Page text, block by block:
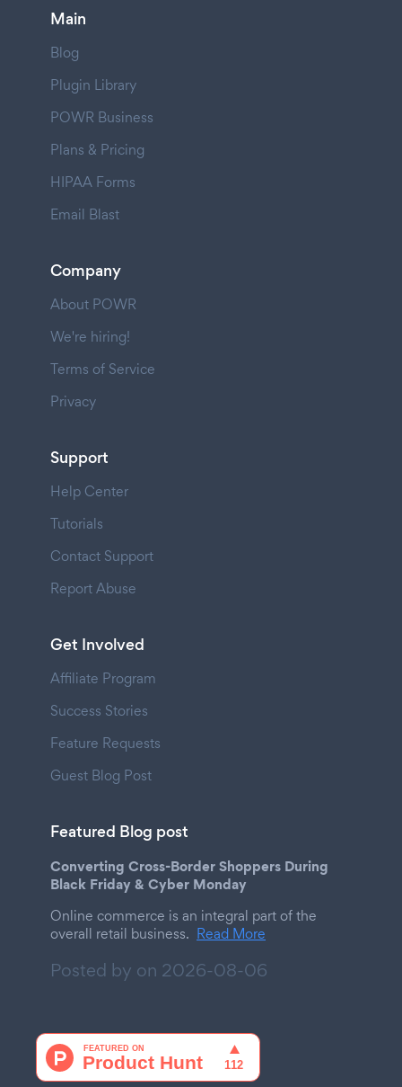
Main
Blog
Plugin Library
POWR Business
Plans & Pricing
HIPAA Forms
Email Blast
Company
About POWR
We're hiring!
Terms of Service
Privacy
Support
Help Center
Tutorials
Contact Support
Report Abuse
Get Involved
Affiliate Program
Success Stories
Feature Requests
Guest Blog Post
Featured Blog post
Converting Cross-Border Shoppers During
Black Friday & Cyber Monday
Online commerce is an integral part of the
overall retail business. Read More
Posted by on 2026-08-06